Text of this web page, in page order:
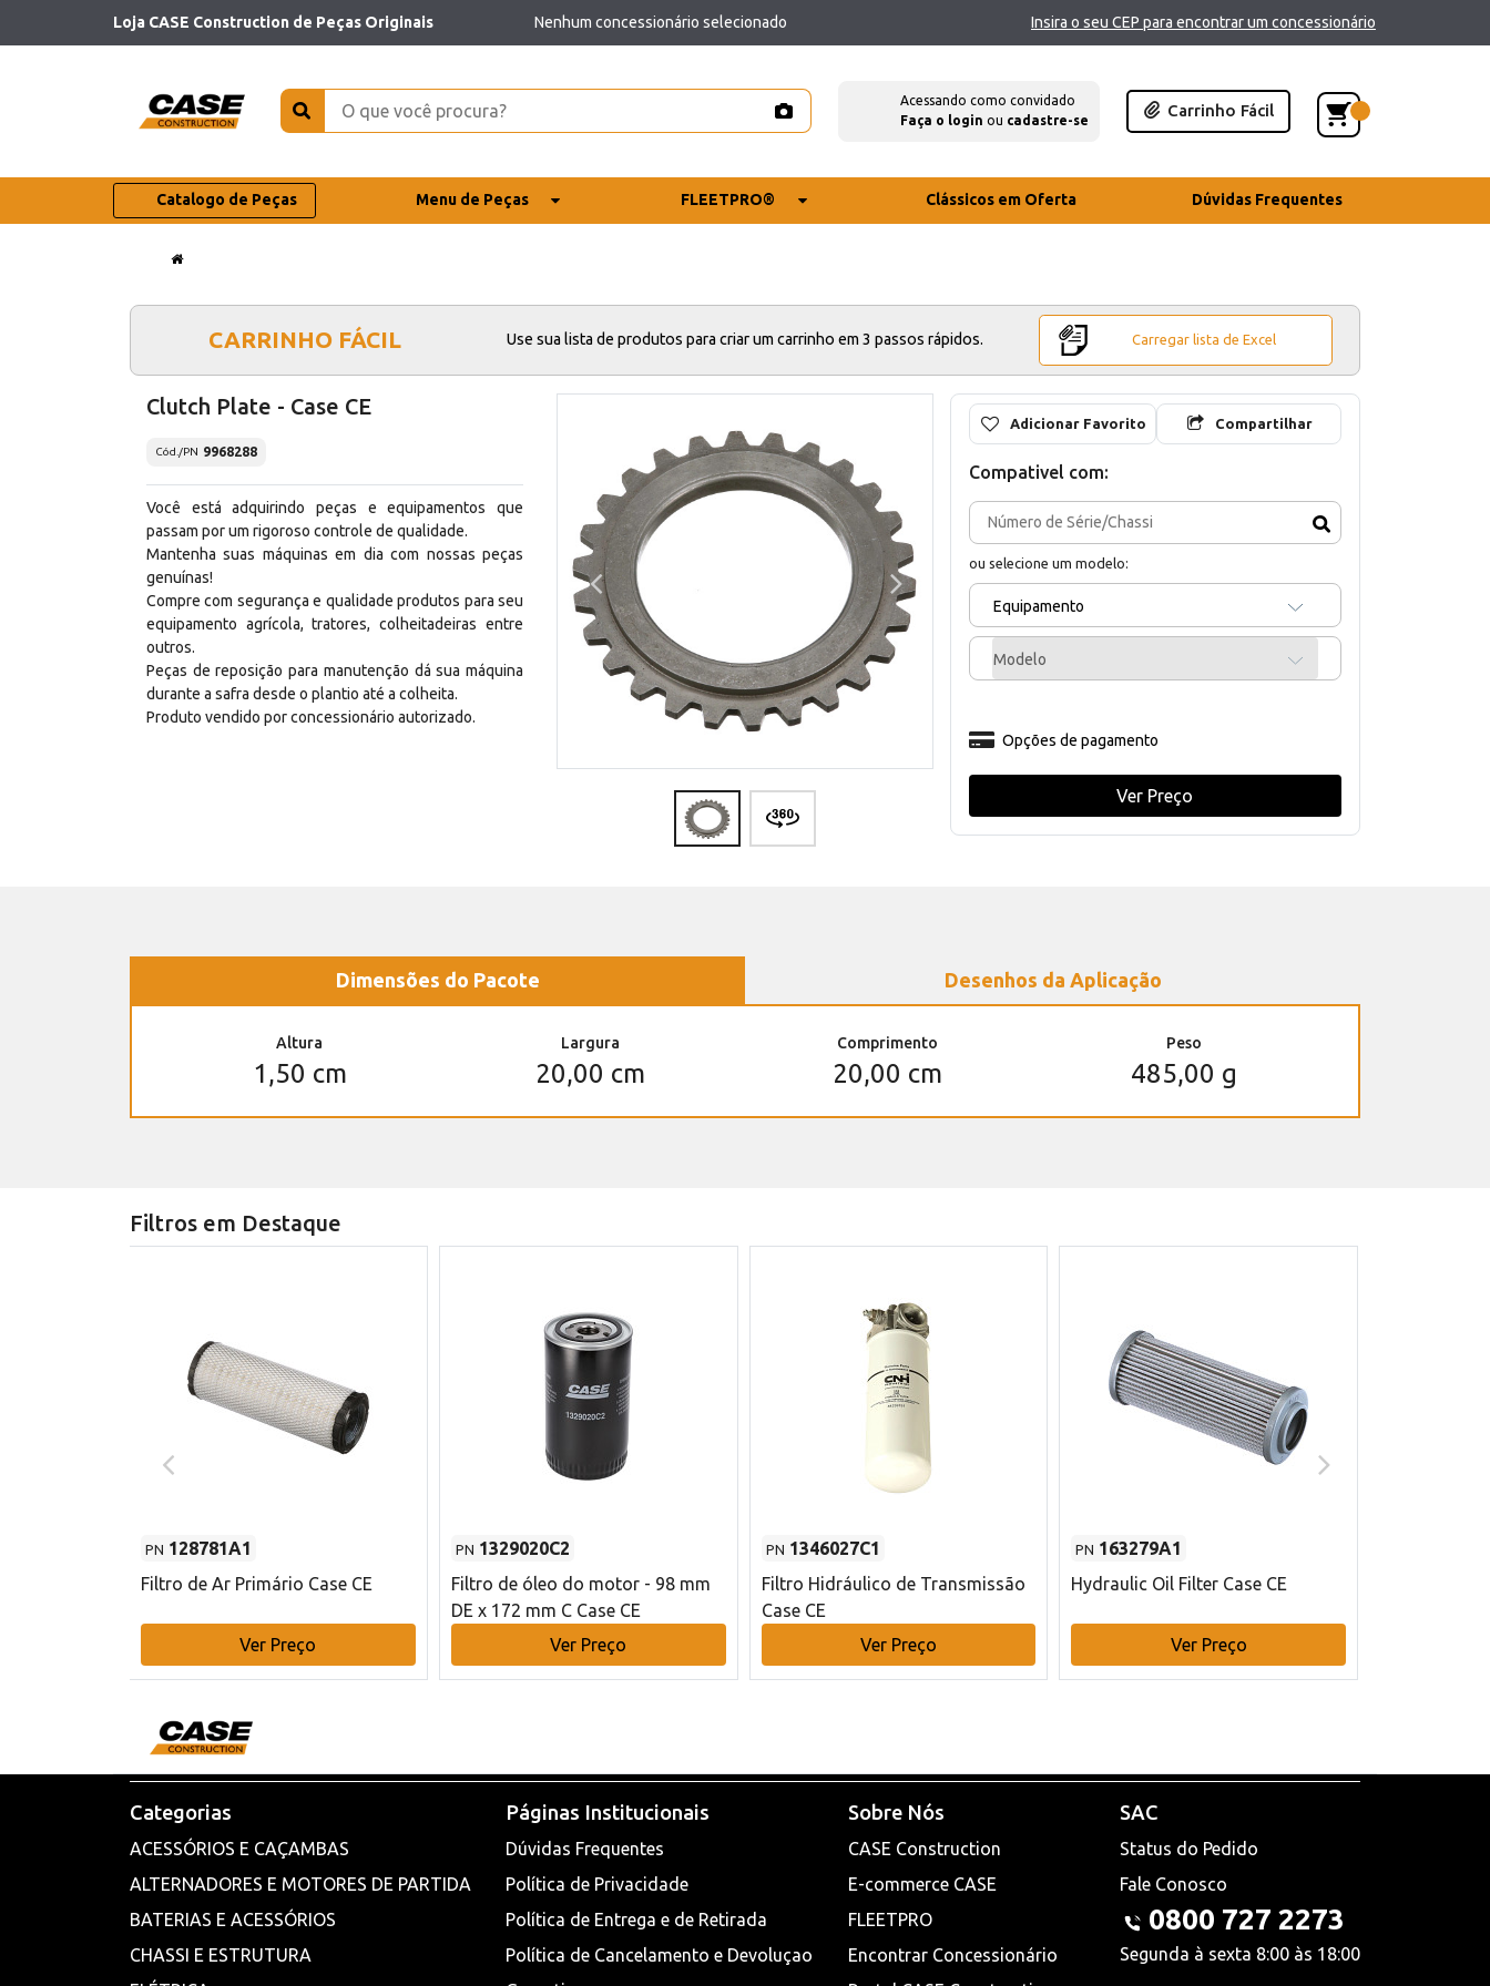
Loja CASE Construction de Peças Originais Nenhum concessionário selecionado Insira o seu CEP para encontrar um concessionário
Acessando como convidado
Faça o login ou cadastre-se
Carrinho Fácil
Catalogo de Peças Menu de Peças FLEETPRO® Clássicos em Oferta Dúvidas Frequentes
CARRINHO FÁCIL Use sua lista de produtos para criar um carrinho em 3 passos rápidos. Carregar lista de Excel
Clutch Plate - Case CE
Cód./PN 9968288
Você está adquirindo peças e equipamentos que
passam por um rigoroso controle de qualidade.
Mantenha suas máquinas em dia com nossas peças
genuínas!
Compre com segurança e qualidade produtos para seu
equipamento agrícola, tratores, colheitadeiras entre
outros.
Peças de reposição para manutenção dá sua máquina
durante a safra desde o plantio até a colheita.
Produto vendido por concessionário autorizado.
Adicionar Favorito Compartilhar
Compativel com:
ou selecione um modelo:
Equipamento
Modelo
Opções de pagamento
Ver Preço
Dimensões do Pacote Desenhos da Aplicação
Altura
1,50 cm
Largura
20,00 cm
Comprimento
20,00 cm
Peso
485,00 g
Filtros em Destaque
PN 128781A1
Filtro de Ar Primário Case CE
Ver Preço
PN 1329020C2
Filtro de óleo do motor - 98 mm
DE x 172 mm C Case CE
Ver Preço
PN 1346027C1
Filtro Hidráulico de Transmissão
Case CE
Ver Preço
PN 163279A1
Hydraulic Oil Filter Case CE
Ver Preço
Categorias
ACESSÓRIOS E CAÇAMBAS
ALTERNADORES E MOTORES DE PARTIDA
BATERIAS E ACESSÓRIOS
CHASSI E ESTRUTURA
Páginas Institucionais
Dúvidas Frequentes
Política de Privacidade
Política de Entrega e de Retirada
Política de Cancelamento e Devoluçao
Sobre Nós
CASE Construction
E-commerce CASE
FLEETPRO
Encontrar Concessionário
SAC
Status do Pedido
Fale Conosco
0800 727 2273
Segunda à sexta 8:00 às 18:00